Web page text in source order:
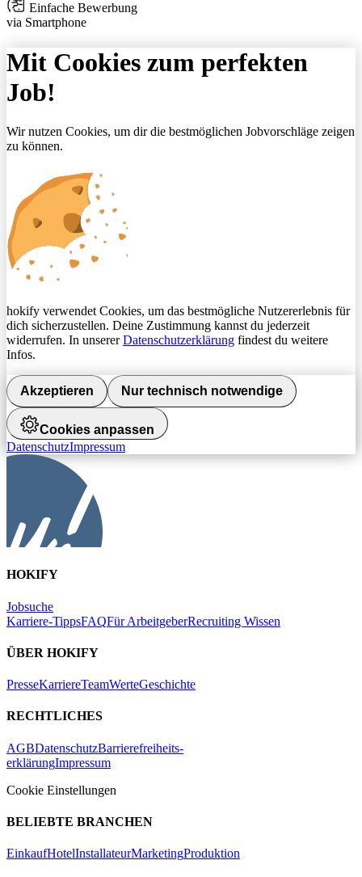
Einfache Bewerbung
via Smartphone
Mit Cookies zum perfekten
Job!
Wir nutzen Cookies, um dir die bestmöglichen Jobvorschläge zeigen
zu können.
hokify verwendet Cookies, um das bestmögliche Nutzererlebnis für
dich sicherzustellen. Deine Zustimmung kannst du jederzeit
widerrufen. In unsererDatenschutzerklärung findest du weitere
Infos.
Akzeptieren Nur technisch notwendige
Cookies anpassen
DatenschutzImpressum
HOKIFY
Jobsuche
Karriere-TippsFAQFür ArbeitgeberRecruiting Wissen
ÜBER HOKIFY
PresseKarriereTeamWerteGeschichte
RECHTLICHES
AGBDatenschutzBarrierefreiheits-
erklärungImpressum
Cookie Einstellungen
BELIEBTE BRANCHEN
EinkaufHotelInstallateurMarketingProduktion